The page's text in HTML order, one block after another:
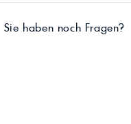
Sie haben noch Fragen?